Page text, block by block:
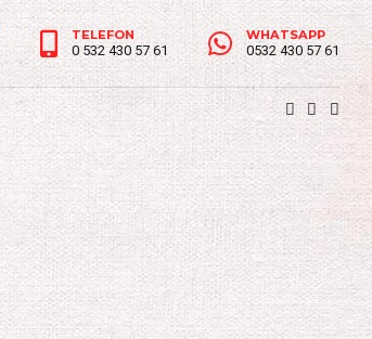
TELEFON
0 532 430 57 61
WHATSAPP
0532 430 57 61